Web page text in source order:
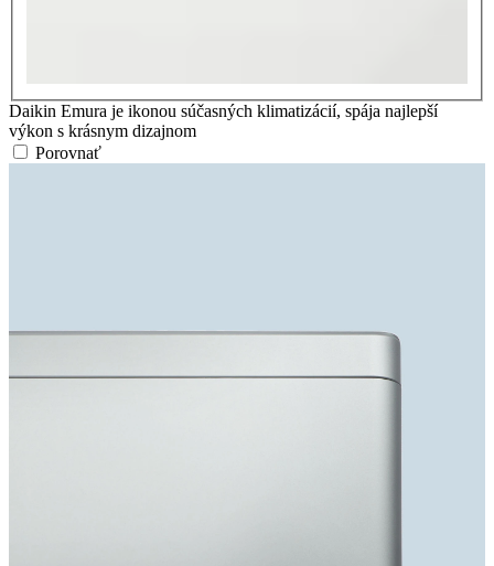
Daikin Emura je ikonou súčasných klimatizácií, spája najlepší
výkon s krásnym dizajnom
Porovnať